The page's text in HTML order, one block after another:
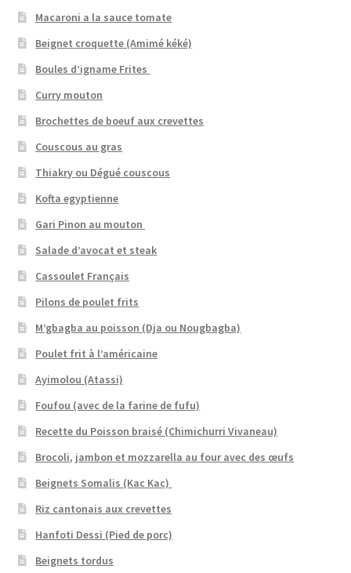
Macaroni a la sauce tomate
Beignet croquette (Amimé kéké)
Boules d’igname Frites
Curry mouton
Brochettes de boeuf aux crevettes
Couscous au gras
Thiakry ou Dégué couscous
Kofta egyptienne
Gari Pinon au mouton
Salade d’avocat et steak
Cassoulet Français
Pilons de poulet frits
M’gbagba au poisson (Dja ou Nougbagba)
Poulet frit à l’américaine
Ayimolou (Atassi)
Foufou (avec de la farine de fufu)
Recette du Poisson braisé (Chimichurri Vivaneau)
Brocoli, jambon et mozzarella au four avec des œufs
Beignets Somalis (Kac Kac)
Riz cantonais aux crevettes
Hanfoti Dessi (Pied de porc)
Beignets tordus